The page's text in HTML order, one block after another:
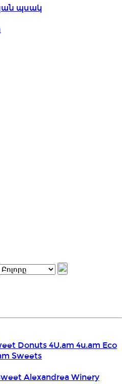
պսակ
Donuts4U.am 4u.am Eco
Sweets
Alexandrea Winery